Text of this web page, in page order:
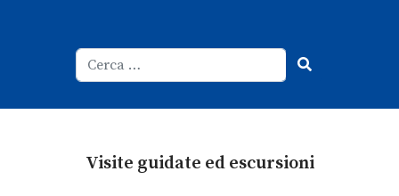
Visite guidate ed escursioni